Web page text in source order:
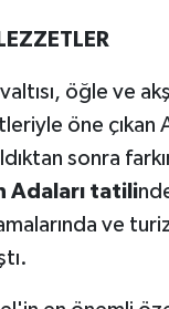
öğle ve
öne çıkan
sonra
Adaları tatili
ve